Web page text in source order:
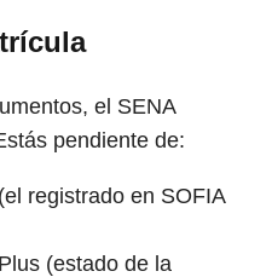
el SENA
pendiente de:
registrado en SOFIA
(estado de la